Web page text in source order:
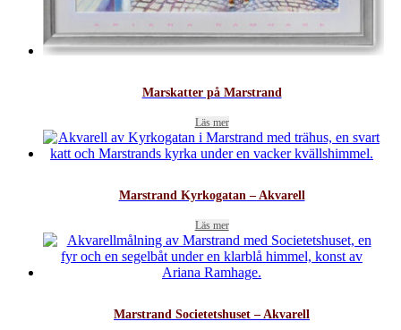
Marskatter på Marstrand
Läs mer
Marstrand Kyrkogatan – Akvarell
Läs mer
Marstrand Societetshuset – Akvarell